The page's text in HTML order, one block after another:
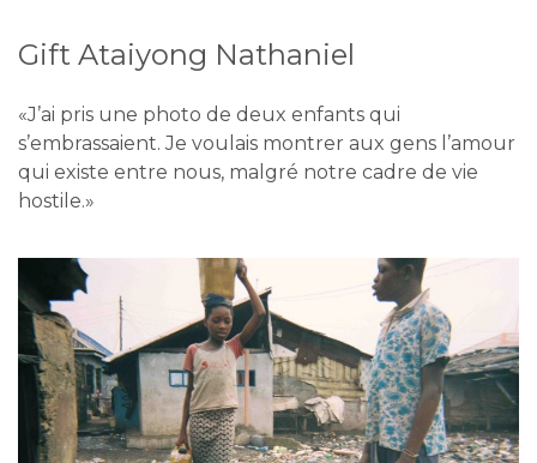
Gift Ataiyong Nathaniel
«J’ai pris une photo de deux enfants qui
s’embrassaient. Je voulais montrer aux gens l’amour
qui existe entre nous, malgré notre cadre de vie
hostile.»